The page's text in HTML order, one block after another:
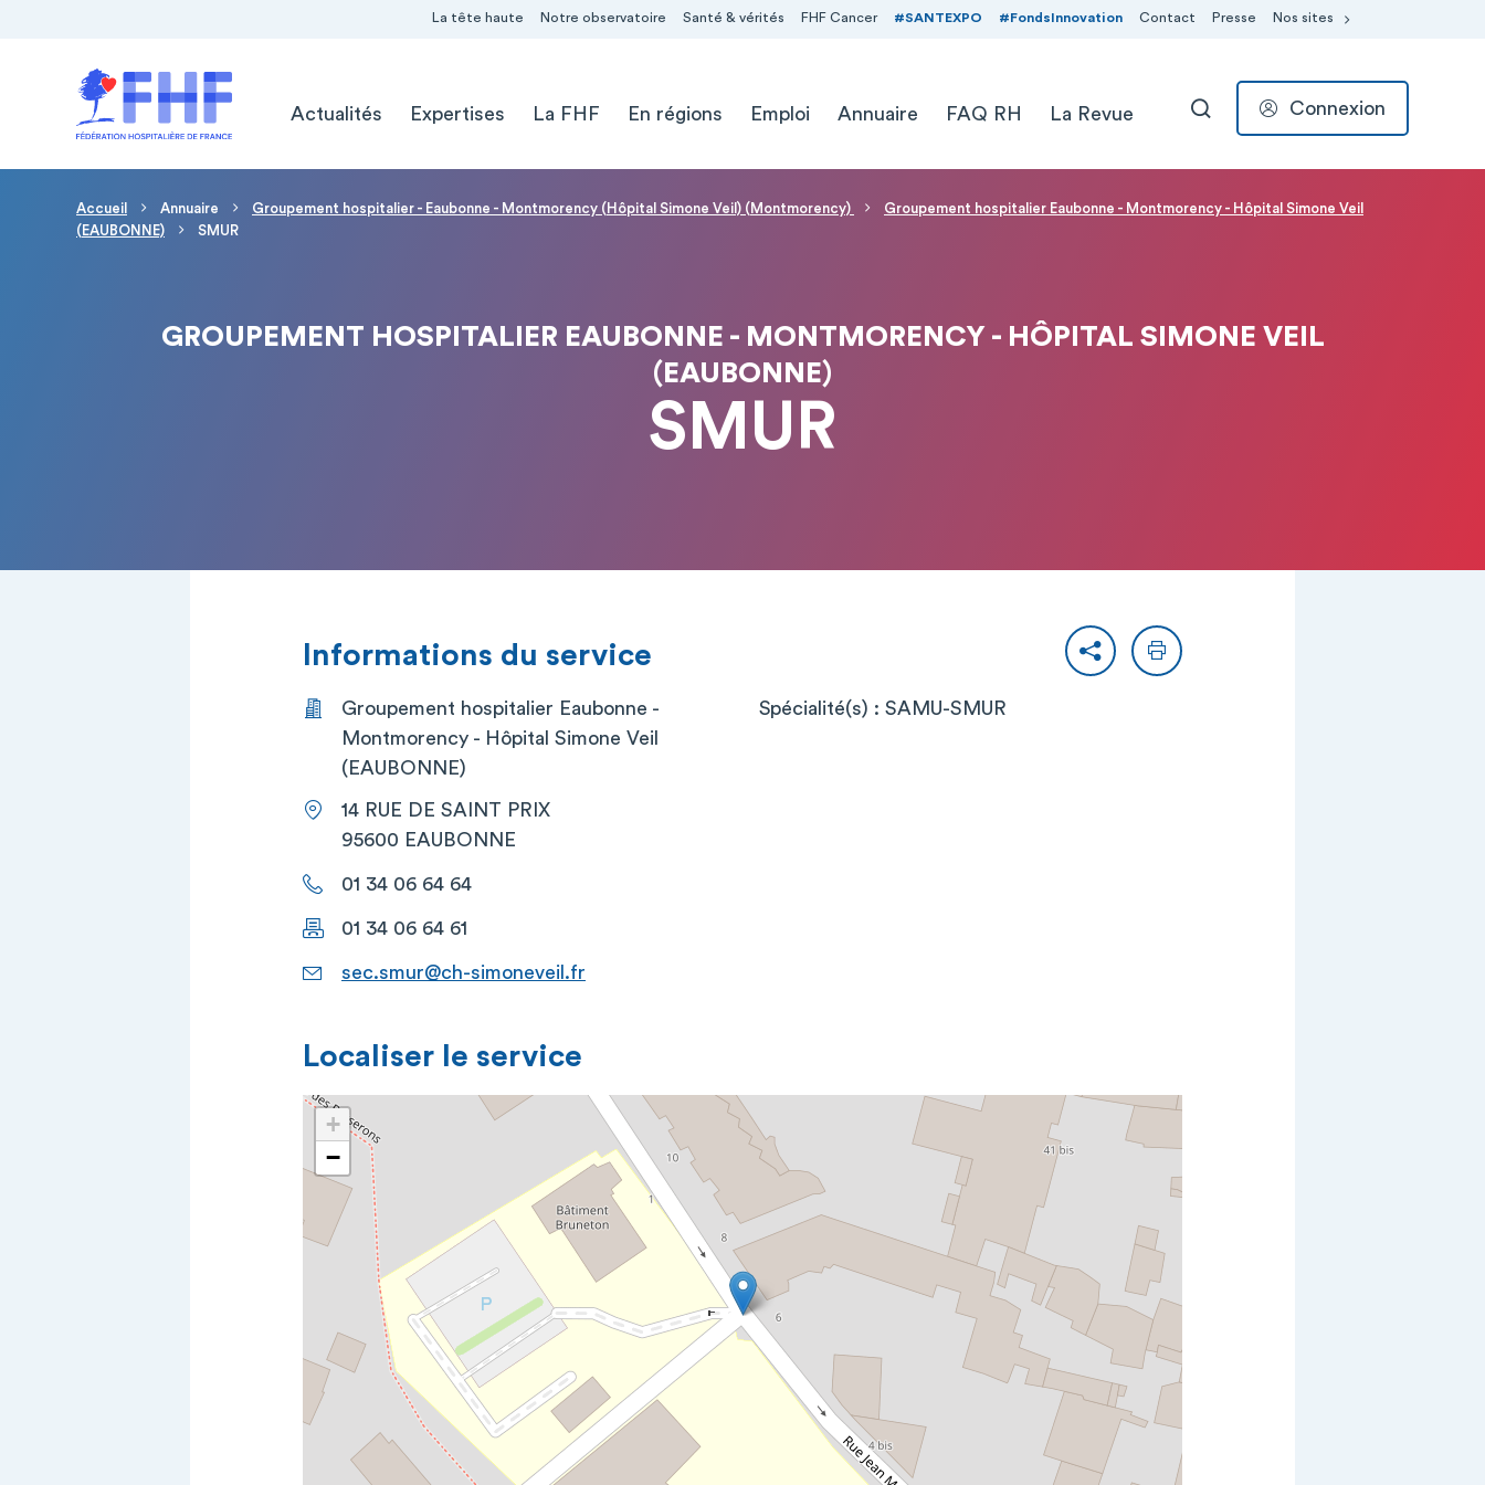
La tête haute Notre observatoire Santé & vérités FHF Cancer #SANTEXPO #FondsInnovation Contact Presse Nos sites
Actualités
Expertises La FHF En régions Emploi Annuaire FAQ RH La Revue RECHERCHER
Connexion
Fil d'Ariane
Accueil Annuaire Groupement hospitalier - Eaubonne - Montmorency (Hôpital Simone Veil) (Montmorency)
Groupement hospitalier Eaubonne - Montmorency - Hôpital Simone Veil
(EAUBONNE)
SMUR
GROUPEMENT HOSPITALIER EAUBONNE - MONTMORENCY - HÔPITAL SIMONE VEIL
(EAUBONNE)
SMUR
PartagerImprimer
Informations du service
Groupement hospitalier Eaubonne -
Montmorency - Hôpital Simone Veil
(EAUBONNE)
14 RUE DE SAINT PRIX
95600 EAUBONNE
01 34 06 64 64
01 34 06 64 61
sec.smur@ch-simoneveil.fr
Spécialité(s) : SAMU-SMUR
Localiser le service
+
−